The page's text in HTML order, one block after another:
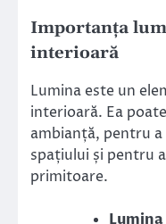
Importanța
interioară
Lumina este un
interioară. Ea
ambianță, pentru
spațiului și pentru
primitoare.